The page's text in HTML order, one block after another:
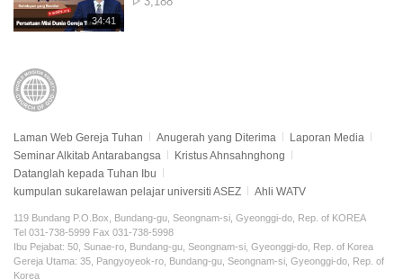
재
생
34:41
Laman Web Gereja Tuhan Anugerah yang Diterima
Laporan Media
Seminar Alkitab Antarabangsa
Kristus Ahnsahnghong
Datanglah kepada Tuhan Ibu
kumpulan sukarelawan pelajar universiti ASEZ
Ahli WATV
119 Bundang P.O.Box, Bundang-gu, Seongnam-si, Gyeonggi-do, Rep. of KOREA
Tel 031-738-5999 Fax 031-738-5998
Ibu Pejabat: 50, Sunae-ro, Bundang-gu, Seongnam-si, Gyeonggi-do, Rep. of Korea
Gereja Utama: 35, Pangyoyeok-ro, Bundang-gu, Seongnam-si, Gyeonggi-do, Rep. of
Korea